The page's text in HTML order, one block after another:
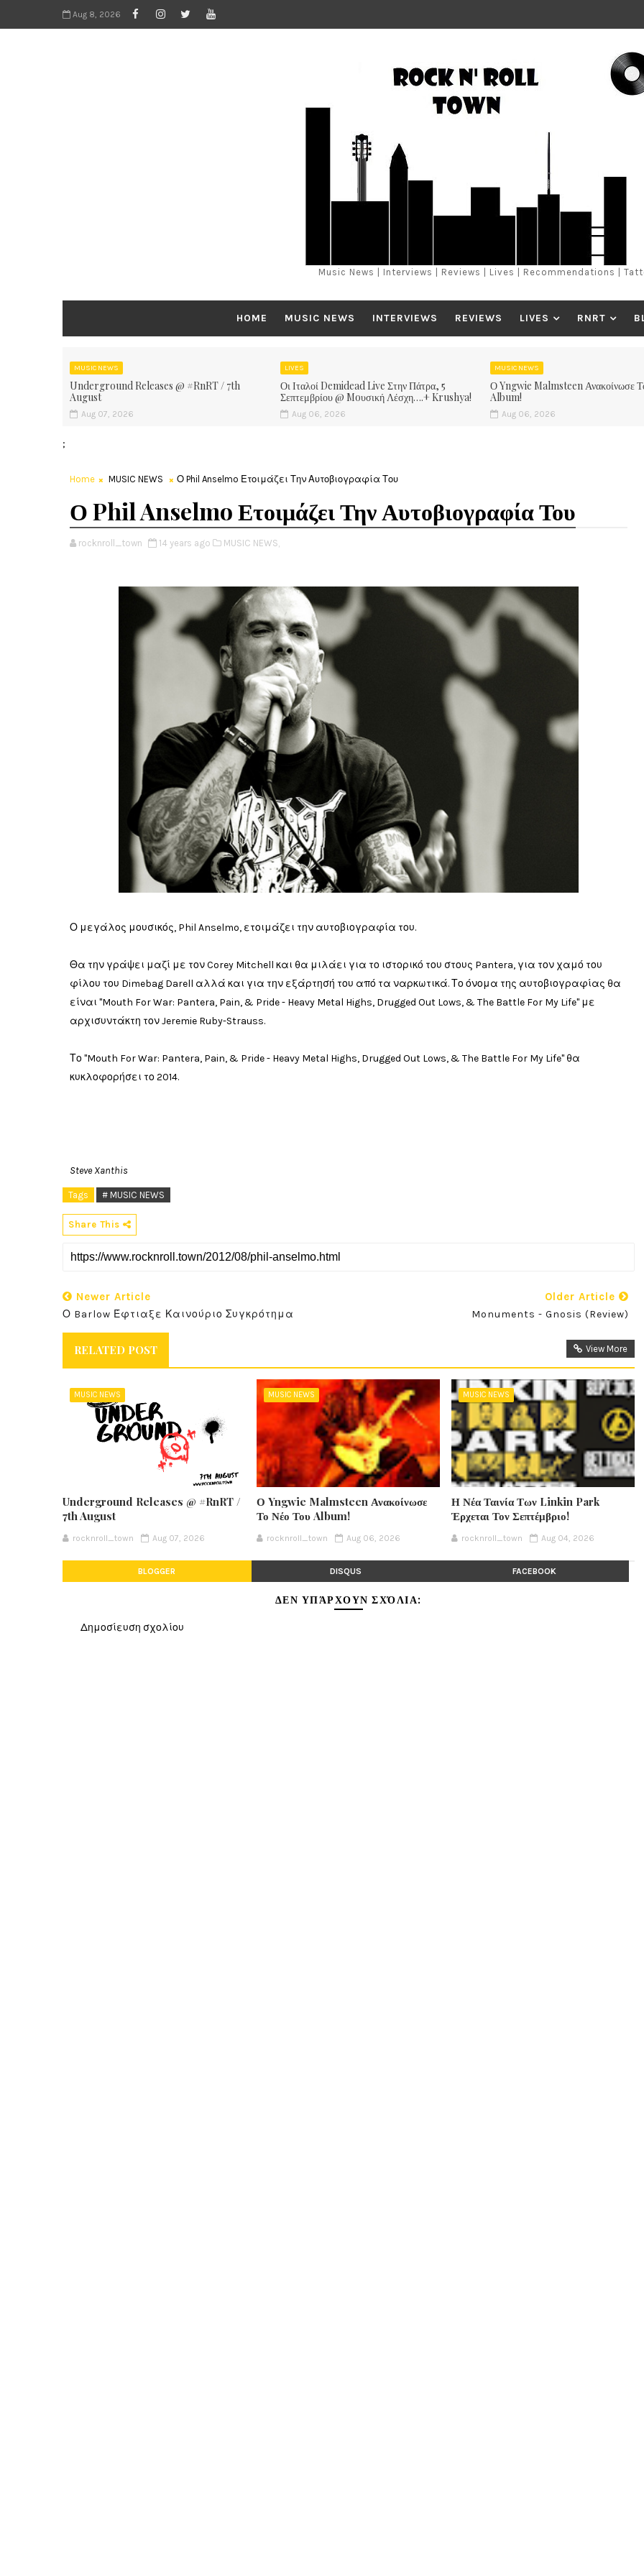
Aug 8, 2026
Music News | Interviews | Reviews | Lives | Recommendations |
HOME MUSIC NEWS INTERVIEWS REVIEWS LIVES RNRT
MUSIC NEWS
Underground Releases @ #RnRT / 7th
August
Aug 07, 2026
LIVES
Οι Ιταλοί Demidead Live Στην Πάτρα, 5
Σεπτεμβρίου @ Moυσική Λέσχη….+ Krushya!
Aug 06, 2026
MUSIC NEWS
Ο Yngwie Malmsteen Ανακοίνωσε
Album!
Aug 06, 2026
;
Home MUSIC NEWS Ο Phil Anselmo Ετοιμάζει Την Αυτοβιογραφία Του
Ο Phil Anselmo Ετοιμάζει Την Αυτοβιογραφία Του
rocknroll_town 14 years ago MUSIC NEWS,
Ο μεγάλος μουσικός, Phil Anselmo, ετοιμάζει την αυτοβιογραφία του.
Θα την γράψει μαζί με τον Corey Mitchell και θα μιλάει για το ιστορικό του στους Pantera, για τον χαμό του
φίλου του Dimebag Darell αλλά και για την εξάρτησή του από τα ναρκωτικά. Το όνομα της αυτοβιογραφίας θα
είναι "Mouth For War: Pantera, Pain, & Pride - Heavy Metal Highs, Drugged Out Lows, & The Battle For My Life" με
αρχισυντάκτη τον Jeremie Ruby-Strauss.
Το "Mouth For War: Pantera, Pain, & Pride - Heavy Metal Highs, Drugged Out Lows, & The Battle For My Life" θα
κυκλοφορήσει το 2014.
Steve Xanthis
Tags # MUSIC NEWS
Share This
Newer Article
Ο Barlow Έφτιαξε Καινούριο Συγκρότημα
Older Article
Monuments - Gnosis (Review)
RELATED POST View More
MUSIC NEWS
Underground Releases @ #RnRT /
7th August
rocknroll_town Aug 07, 2026
MUSIC NEWS
Ο Yngwie Malmsteen Ανακοίνωσε
Το Νέο Του Album!
rocknroll_town Aug 06, 2026
MUSIC NEWS
Η Νέα Ταινία Των Linkin Park
Έρχεται Τον Σεπτέμβριο!
rocknroll_town Aug 04, 2026
BLOGGER DISQUS FACEBOOK
ΔΕΝ ΥΠΆΡΧΟΥΝ ΣΧΌΛΙΑ:
Δημοσίευση σχολίου